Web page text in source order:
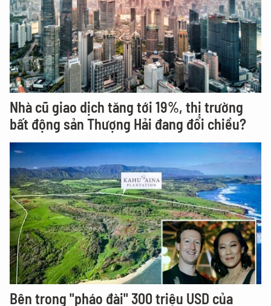
Nhà cũ giao dịch tăng tới 19%, thị trường
bất động sản Thượng Hải đang đổi chiều?
Bên trong "pháo đài" 300 triệu USD của